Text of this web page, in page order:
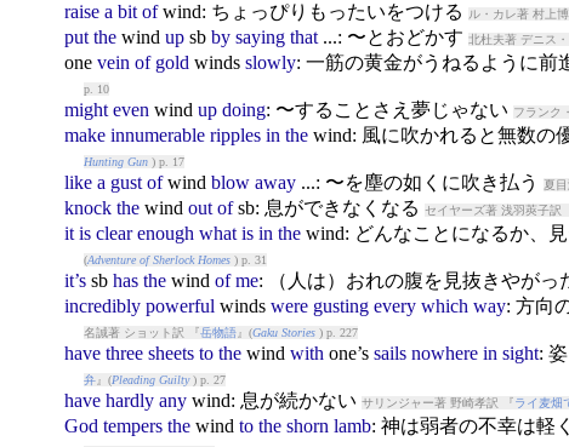
raise a bit of wind: ちょっぴりもったいをつける ル・カレ著 村上
put the wind upsb by saying that...: 〜とおどかす 北杜夫著 デニス
one vein of gold winds slowly: 一筋の黄金がうねるように前
p. 10
might even wind up doing: 〜することさえ夢じゃない フランク
make innumerable ripples in the wind: 風に吹かれると無数の
Hunting Gun) p. 17
like a gust of wind blow away...: 〜を塵の如くに吹き払う 夏
knock the wind out ofsb: 息ができなくなる セイヤーズ著 浅羽莢子訳
it is clear enough what is in the wind: どんなことになるか、
(Adventure of Sherlock Homes) p. 31
it’ssb has the wind of me: （人は）おれの腹を見抜きやがっ
incredibly powerful winds were gusting every which way: 方向
名誠著 ショット訳 『岳物語』(Gaku Stories) p. 227
have three sheets to the wind withone’s sails nowhere in sight:
弁』(Pleading Guilty) p. 27
have hardly any wind: 息が続かない サリンジャー著 野崎孝訳 『 ライ麦畑
God tempers the wind to the shorn lamb: 神は弱者の不幸は軽